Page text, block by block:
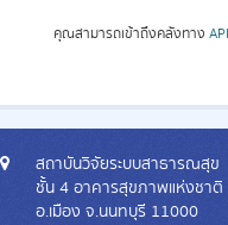
คุณสามารถเข้าถึงคลังทาง API
สถาบันวิจัยระบบสาธารณสุข
ชั้น 4 อาคารสุขภาพแห่งชา
อ.เมือง จ.นนทบุรี 11000